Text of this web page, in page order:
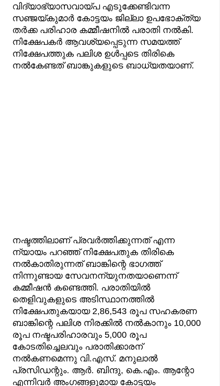
വിദ്യാഭ്യാസവായ്പ എടുക്കേണ്ടിവന്ന
സഞ്ജയ്കുമാർ കോട്ടയം ജില്ലാ ഉപഭോക്ത്യ
തർക്ക പരിഹാര കമ്മീഷനിൽ പരാതി നൽകി.
നിക്ഷേപകർ ആവശ്യപ്പെടുന്ന സമയത്ത്
നിക്ഷേപത്തുക പലിശ ഉൾപ്പടെ തിരികെ
നൽകേണ്ടത് ബാങ്കുകളുടെ ബാധ്യതയാണ്.
നഷ്ടത്തിലാണ് പ്രവർത്തിക്കുന്നത് എന്ന
ന്യായം പറഞ്ഞ് നിക്ഷേപതുക തിരികെ
നൽകാതിരുന്നത് ബാങ്കിന്റെ ഭാഗത്ത്
നിന്നുണ്ടായ സേവനന്യുനതയാണെന്ന്
കമ്മീഷൻ കണ്ടെത്തി. പരാതിയിൽ
തെളിവുകളുടെ അടിസ്ഥാനത്തിൽ
നിക്ഷേപതുകയായ 2,86,543 രൂപ സഹകരണ
ബാങ്കിന്റെ പലിശ നിരക്കിൽ നൽകാനും 10,000
രൂപ നഷ്ടപരിഹാരവും 5,000 രൂപ
കോടതിച്ചെലവും പരാതിക്കാരന്
നൽകണമെന്നു വി.എസ്. മനുലാൽ
പ്രസിഡന്റും. ആർ. ബിന്ദു, കെ.എം. ആന്റോ
എന്നിവർ അംഗങ്ങളുമായ കോട്ടയം